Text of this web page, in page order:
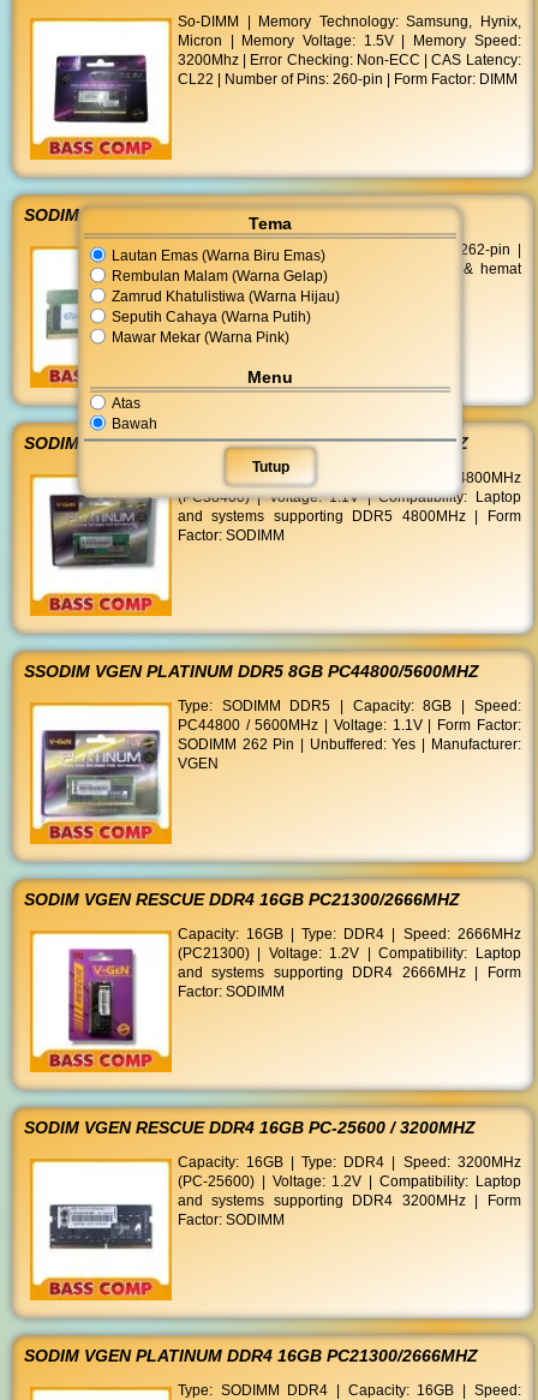
Tema
Lautan Emas (Warna Biru Emas)
Rembulan Malam (Warna Gelap)
Zamrud Khatulistiwa (Warna Hijau)
Seputih Cahaya (Warna Putih)
Mawar Mekar (Warna Pink)
Menu
Atas
Bawah
Tutup
So-DIMM | Memory Technology: Samsung, Hynix,
Micron | Memory Voltage: 1.5V | Memory Speed:
3200Mhz | Error Checking: Non-ECC | CAS Latency:
CL22 | Number of Pins: 260-pin | Form Factor: DIMM
SODIM ENPC PRO DDR5 8GB PC44800 / 5600MHZ
Kapasitas 8GB | PC44800 / 5600MHZ | 262-pin |
Tegangan 1.1V | Bandwidth tinggi, stabil & hemat
daya | Kompatibel laptop DDR5.
SODIM VGEN PLATINUM DDR5 8GB PC38400/4800MHZ
Capacity: 8GB | Type: DDR5 | Speed: 4800MHz
(PC38400) | Voltage: 1.1V | Compatibility: Laptop
and systems supporting DDR5 4800MHz | Form
Factor: SODIMM
SSODIM VGEN PLATINUM DDR5 8GB PC44800/5600MHZ
Type: SODIMM DDR5 | Capacity: 8GB | Speed:
PC44800 / 5600MHz | Voltage: 1.1V | Form Factor:
SODIMM 262 Pin | Unbuffered: Yes | Manufacturer:
VGEN
SODIM VGEN RESCUE DDR4 16GB PC21300/2666MHZ
Capacity: 16GB | Type: DDR4 | Speed: 2666MHz
(PC21300) | Voltage: 1.2V | Compatibility: Laptop
and systems supporting DDR4 2666MHz | Form
Factor: SODIMM
SODIM VGEN RESCUE DDR4 16GB PC-25600 / 3200MHZ
Capacity: 16GB | Type: DDR4 | Speed: 3200MHz
(PC-25600) | Voltage: 1.2V | Compatibility: Laptop
and systems supporting DDR4 3200MHz | Form
Factor: SODIMM
SODIM VGEN PLATINUM DDR4 16GB PC21300/2666MHZ
Type: SODIMM DDR4 | Capacity: 16GB | Speed: